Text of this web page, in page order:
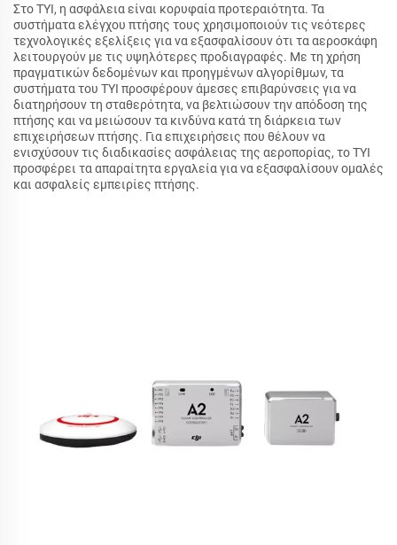
Στο TYI, η ασφάλεια είναι κορυφαία προτεραιότητα. Τα
συστήματα ελέγχου πτήσης τους χρησιμοποιούν τις νεότερες
τεχνολογικές εξελίξεις για να εξασφαλίσουν ότι τα αεροσκάφη
λειτουργούν με τις υψηλότερες προδιαγραφές. Με τη χρήση
πραγματικών δεδομένων και προηγμένων αλγορίθμων, τα
συστήματα του TYI προσφέρουν άμεσες επιβαρύνσεις για να
διατηρήσουν τη σταθερότητα, να βελτιώσουν την απόδοση της
πτήσης και να μειώσουν τα κινδύνα κατά τη διάρκεια των
επιχειρήσεων πτήσης. Για επιχειρήσεις που θέλουν να
ενισχύσουν τις διαδικασίες ασφάλειας της αεροπορίας, το TYI
προσφέρει τα απαραίτητα εργαλεία για να εξασφαλίσουν ομαλές
και ασφαλείς εμπειρίες πτήσης.